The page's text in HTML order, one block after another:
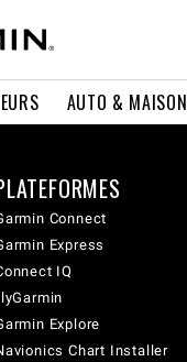
AUTO & MAISON
Connect
Express
IQ
Explore
Chart Installer